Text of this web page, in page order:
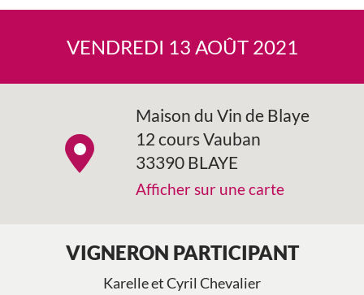
VENDREDI 13 AOÛT 2021
Maison du Vin de Blaye
12 cours Vauban
33390 BLAYE
Afficher sur une carte
VIGNERON PARTICIPANT
Karelle et Cyril Chevalier